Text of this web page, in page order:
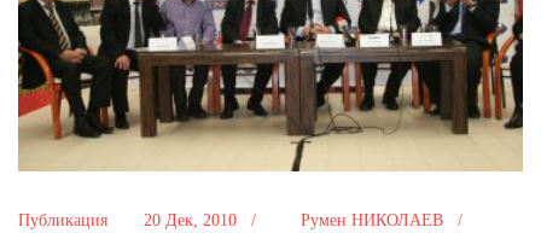
Публикация 20 Дек, 2010 /
Румен НИКОЛАЕВ /